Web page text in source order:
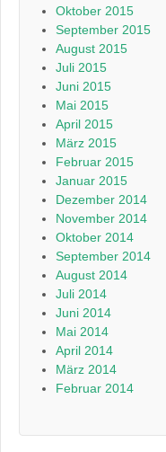
Oktober 2015
September 2015
August 2015
Juli 2015
Juni 2015
Mai 2015
April 2015
März 2015
Februar 2015
Januar 2015
Dezember 2014
November 2014
Oktober 2014
September 2014
August 2014
Juli 2014
Juni 2014
Mai 2014
April 2014
März 2014
Februar 2014